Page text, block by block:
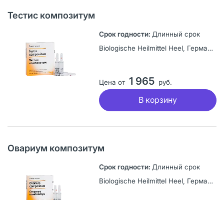
Тестис композитум
Длинный срок
Biologische Heilmittel Heel, Германия
Цена от 1 965 руб.
В корзину
Овариум композитум
Длинный срок
Biologische Heilmittel Heel, Германия